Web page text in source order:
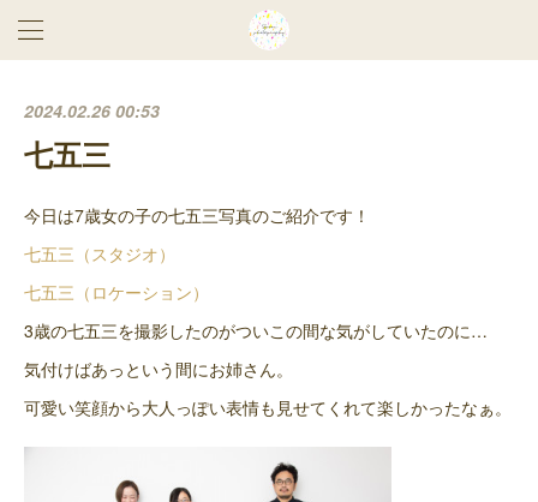
2024.02.26 00:53
七五三
今日は7歳女の子の七五三写真のご紹介です！
七五三（スタジオ）
七五三（ロケーション）
3歳の七五三を撮影したのがついこの間な気がしていたのに…
気付けばあっという間にお姉さん。
可愛い笑顔から大人っぽい表情も見せてくれて楽しかったなぁ。